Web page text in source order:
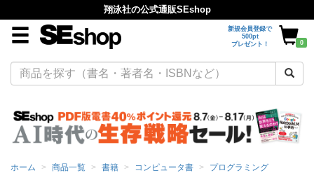
翔泳社の公式通販SEshop
新規会員登録で
500pt
プレゼント！
0
ホーム 商品一覧 書籍 コンピュータ書 プログラミング